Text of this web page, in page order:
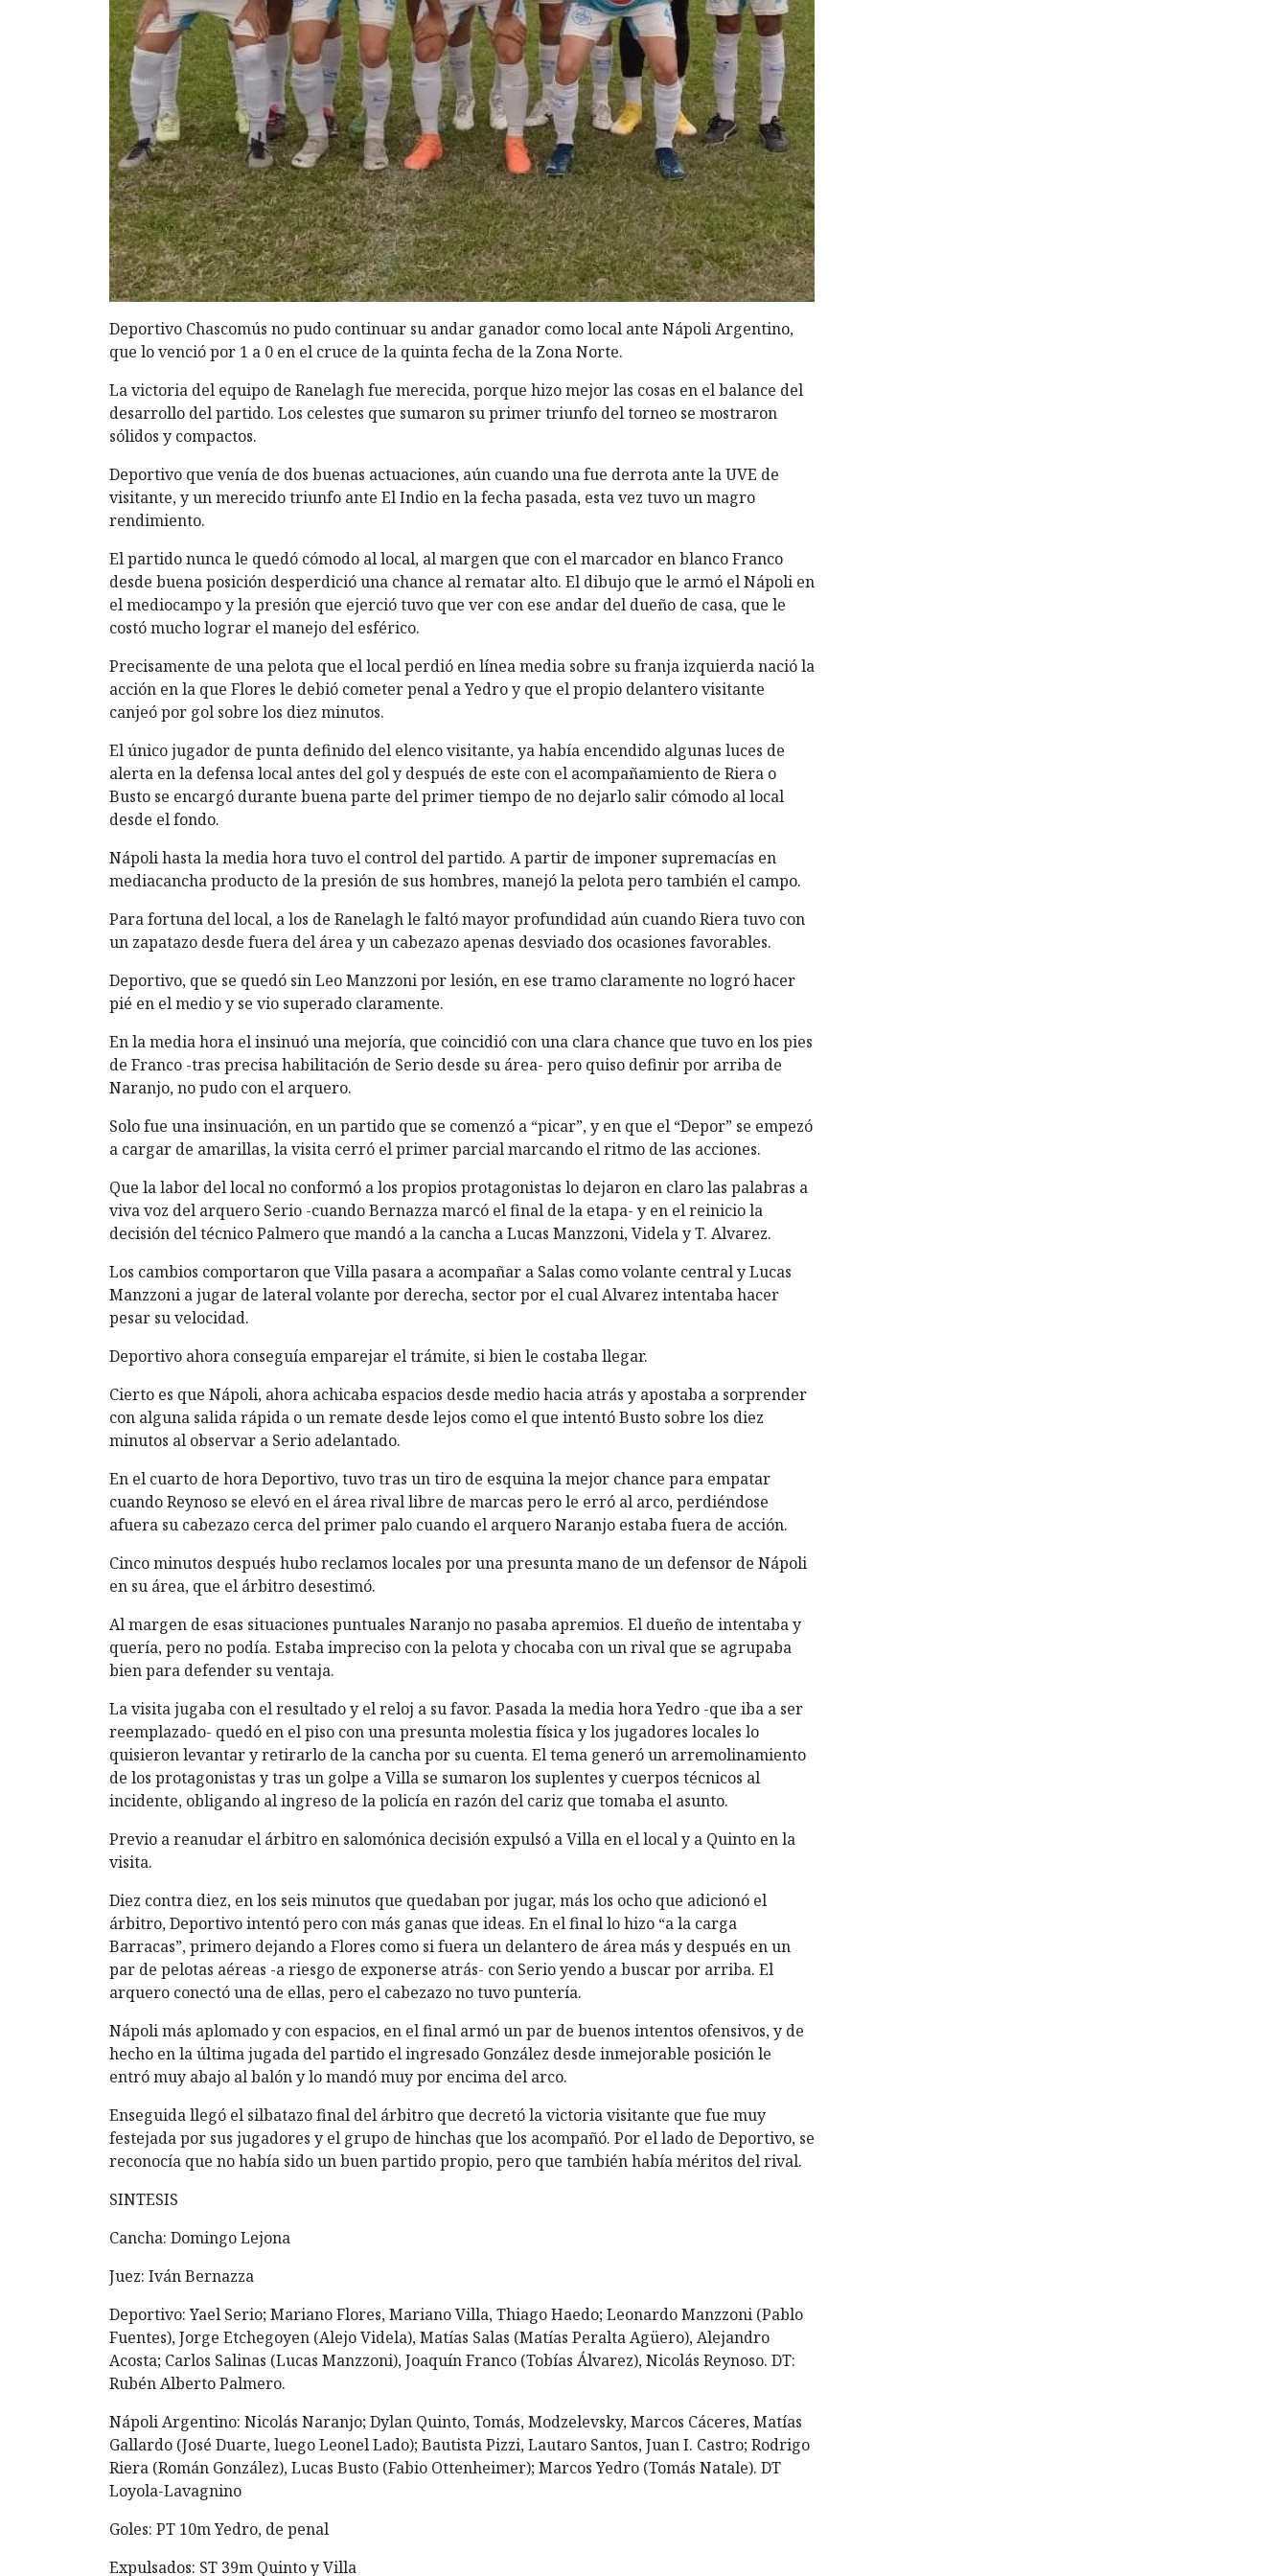
Deportivo Chascomús no pudo continuar su andar ganador como local ante Nápoli Argentino,
que lo venció por 1 a 0 en el cruce de la quinta fecha de la Zona Norte.
La victoria del equipo de Ranelagh fue merecida, porque hizo mejor las cosas en el balance del
desarrollo del partido. Los celestes que sumaron su primer triunfo del torneo se mostraron
sólidos y compactos.
Deportivo que venía de dos buenas actuaciones, aún cuando una fue derrota ante la UVE de
visitante, y un merecido triunfo ante El Indio en la fecha pasada, esta vez tuvo un magro
rendimiento.
El partido nunca le quedó cómodo al local, al margen que con el marcador en blanco Franco
desde buena posición desperdició una chance al rematar alto. El dibujo que le armó el Nápoli en
el mediocampo y la presión que ejerció tuvo que ver con ese andar del dueño de casa, que le
costó mucho lograr el manejo del esférico.
Precisamente de una pelota que el local perdió en línea media sobre su franja izquierda nació la
acción en la que Flores le debió cometer penal a Yedro y que el propio delantero visitante
canjeó por gol sobre los diez minutos.
El único jugador de punta definido del elenco visitante, ya había encendido algunas luces de
alerta en la defensa local antes del gol y después de este con el acompañamiento de Riera o
Busto se encargó durante buena parte del primer tiempo de no dejarlo salir cómodo al local
desde el fondo.
Nápoli hasta la media hora tuvo el control del partido. A partir de imponer supremacías en
mediacancha producto de la presión de sus hombres, manejó la pelota pero también el campo.
Para fortuna del local, a los de Ranelagh le faltó mayor profundidad aún cuando Riera tuvo con
un zapatazo desde fuera del área y un cabezazo apenas desviado dos ocasiones favorables.
Deportivo, que se quedó sin Leo Manzzoni por lesión, en ese tramo claramente no logró hacer
pié en el medio y se vio superado claramente.
En la media hora el insinuó una mejoría, que coincidió con una clara chance que tuvo en los pies
de Franco -tras precisa habilitación de Serio desde su área- pero quiso definir por arriba de
Naranjo, no pudo con el arquero.
Solo fue una insinuación, en un partido que se comenzó a “picar”, y en que el “Depor” se empezó
a cargar de amarillas, la visita cerró el primer parcial marcando el ritmo de las acciones.
Que la labor del local no conformó a los propios protagonistas lo dejaron en claro las palabras a
viva voz del arquero Serio -cuando Bernazza marcó el final de la etapa- y en el reinicio la
decisión del técnico Palmero que mandó a la cancha a Lucas Manzzoni, Videla y T. Alvarez.
Los cambios comportaron que Villa pasara a acompañar a Salas como volante central y Lucas
Manzzoni a jugar de lateral volante por derecha, sector por el cual Alvarez intentaba hacer
pesar su velocidad.
Deportivo ahora conseguía emparejar el trámite, si bien le costaba llegar.
Cierto es que Nápoli, ahora achicaba espacios desde medio hacia atrás y apostaba a sorprender
con alguna salida rápida o un remate desde lejos como el que intentó Busto sobre los diez
minutos al observar a Serio adelantado.
En el cuarto de hora Deportivo, tuvo tras un tiro de esquina la mejor chance para empatar
cuando Reynoso se elevó en el área rival libre de marcas pero le erró al arco, perdiéndose
afuera su cabezazo cerca del primer palo cuando el arquero Naranjo estaba fuera de acción.
Cinco minutos después hubo reclamos locales por una presunta mano de un defensor de Nápoli
en su área, que el árbitro desestimó.
Al margen de esas situaciones puntuales Naranjo no pasaba apremios. El dueño de intentaba y
quería, pero no podía. Estaba impreciso con la pelota y chocaba con un rival que se agrupaba
bien para defender su ventaja.
La visita jugaba con el resultado y el reloj a su favor. Pasada la media hora Yedro -que iba a ser
reemplazado- quedó en el piso con una presunta molestia física y los jugadores locales lo
quisieron levantar y retirarlo de la cancha por su cuenta. El tema generó un arremolinamiento
de los protagonistas y tras un golpe a Villa se sumaron los suplentes y cuerpos técnicos al
incidente, obligando al ingreso de la policía en razón del cariz que tomaba el asunto.
Previo a reanudar el árbitro en salomónica decisión expulsó a Villa en el local y a Quinto en la
visita.
Diez contra diez, en los seis minutos que quedaban por jugar, más los ocho que adicionó el
árbitro, Deportivo intentó pero con más ganas que ideas. En el final lo hizo “a la carga
Barracas”, primero dejando a Flores como si fuera un delantero de área más y después en un
par de pelotas aéreas -a riesgo de exponerse atrás- con Serio yendo a buscar por arriba. El
arquero conectó una de ellas, pero el cabezazo no tuvo puntería.
Nápoli más aplomado y con espacios, en el final armó un par de buenos intentos ofensivos, y de
hecho en la última jugada del partido el ingresado González desde inmejorable posición le
entró muy abajo al balón y lo mandó muy por encima del arco.
Enseguida llegó el silbatazo final del árbitro que decretó la victoria visitante que fue muy
festejada por sus jugadores y el grupo de hinchas que los acompañó. Por el lado de Deportivo, se
reconocía que no había sido un buen partido propio, pero que también había méritos del rival.
SINTESIS
Cancha: Domingo Lejona
Juez: Iván Bernazza
Deportivo: Yael Serio; Mariano Flores, Mariano Villa, Thiago Haedo; Leonardo Manzzoni (Pablo
Fuentes), Jorge Etchegoyen (Alejo Videla), Matías Salas (Matías Peralta Agüero), Alejandro
Acosta; Carlos Salinas (Lucas Manzzoni), Joaquín Franco (Tobías Álvarez), Nicolás Reynoso. DT:
Rubén Alberto Palmero.
Nápoli Argentino: Nicolás Naranjo; Dylan Quinto, Tomás, Modzelevsky, Marcos Cáceres, Matías
Gallardo (José Duarte, luego Leonel Lado); Bautista Pizzi, Lautaro Santos, Juan I. Castro; Rodrigo
Riera (Román González), Lucas Busto (Fabio Ottenheimer); Marcos Yedro (Tomás Natale). DT
Loyola-Lavagnino
Goles: PT 10m Yedro, de penal
Expulsados: ST 39m Quinto y Villa